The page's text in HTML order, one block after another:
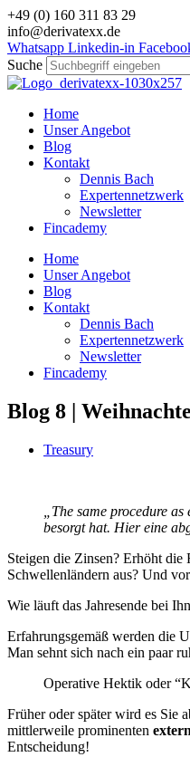
Zum
Inhalt
wechseln
+49 (0) 160 311 83 29
info@derivatexx.de
Whatsapp Linkedin-in
Suche
Home
Unser Angebot
Blog
Kontakt
Dennis Bach
Expertennetzwerk
Newsletter
Fincademy
Home
Unser Angebot
Blog
Kontakt
Dennis Bach
Expertennetzwerk
Newsletter
Fincademy
Blog 8 |
Treasury
„The same procedure
besorgt hat. Hier eine
Steigen die Zinsen? Erhöht
Schwellenländern aus? Und
Wie läuft das Jahresende bei
Erfahrungsgemäß werden die
Man sehnt sich nach ein paar
Operative Hektik oder
Früher oder später wird es Sie
mittlerweile prominenten
Entscheidung!